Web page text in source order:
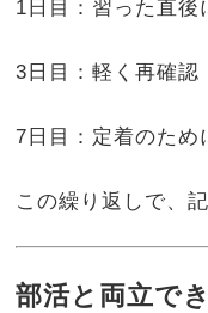
1日目：習った直後
3日目：軽く再確認
7日目：定着のため
この繰り返しで、
部活と両立で